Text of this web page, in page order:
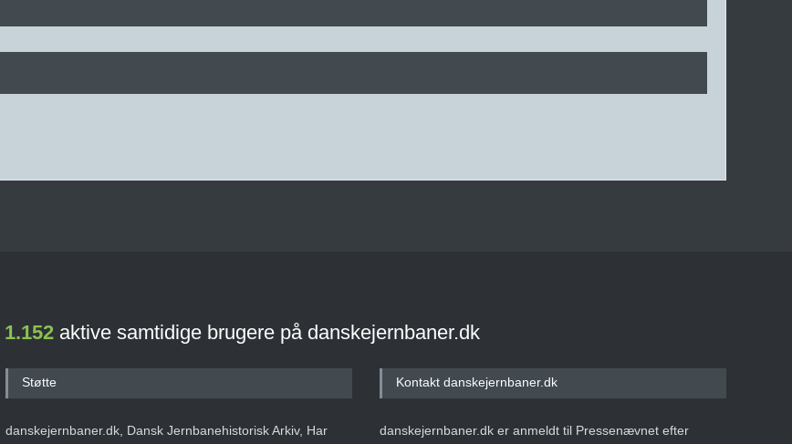
1.152 aktive samtidige brugere på danskejernbaner.dk
Støtte
danskejernbaner.dk, Dansk Jernbanehistorisk Arkiv, Har
Kontakt danskejernbaner.dk
danskejernbaner.dk er anmeldt til Pressenævnet efter